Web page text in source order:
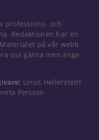
professions- och
Redaktionen har en
på vår webb
oss gärna men ange
Linus Hellerstedt
Persson
Nödvändiga